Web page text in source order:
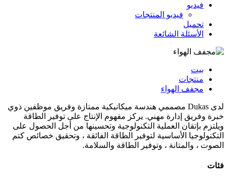
فيديو
فيديو المنتجات
تحميل
الأسئلة الشائعة
بيت
منتجات
مجفف الهواء
لدى Dukas مصممي هندسة ميكانيكية ممتازة وفريق موظفين ذوي
خبرة وفريق إدارة مهني. يركز مفهوم الإنتاج على توفير الطاقة
ويلتزم بإتقان العملية التكنولوجية وتحسينها من أجل الحصول على
التكنولوجيا الأساسية لتوفير الطاقة الفائقة ، وتحقيق خصائص كتم
الصوت ، والمتانة ، وتوفير الطاقة والسلامة.
فئات